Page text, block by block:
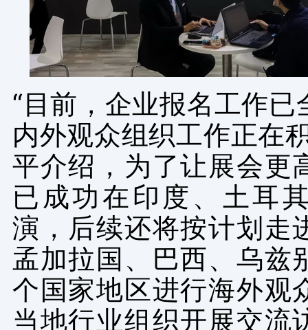
“目前，企业报名工作已
内外观众组织工作正在
平介绍，为了让展会更
已成功在印度、土耳
演，后续还将按计划走
孟加拉国、巴西、乌兹
个国家地区进行海外观
当地行业组织开展交流